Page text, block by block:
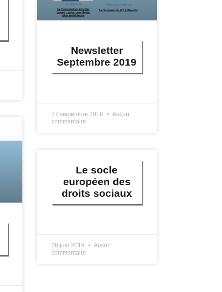
Newsletter
Septembre 2019
17 septembre 2019
Aucun
commentaire
Le socle
européen des
droits sociaux
28 juin 2019
Aucun
commentaire